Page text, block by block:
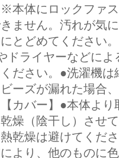
本体にロックファ
ません。汚れが気
とどめてください
ドライヤーなどに
ださい。●洗濯機
ーズが漏れた場合
カバー】●本体よ
燥（陰干し）させ
乾燥は避けてくだ
より、他のものに